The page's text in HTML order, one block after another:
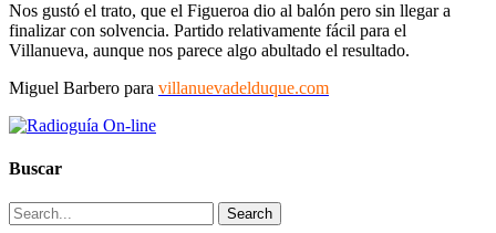
Nos gustó el trato, que el Figueroa dio al balón pero sin llegar a
finalizar con solvencia. Partido relativamente fácil para el
Villanueva, aunque nos parece algo abultado el resultado.
Miguel Barbero para villanuevadelduque.com
Buscar
Search